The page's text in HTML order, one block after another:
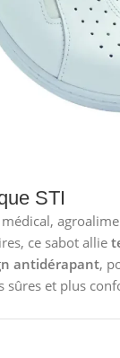
STI
ce sabot allie
antidérapant,
sûres et plus